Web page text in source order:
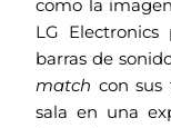
como la
LG
barras de
match con sus
sala en una